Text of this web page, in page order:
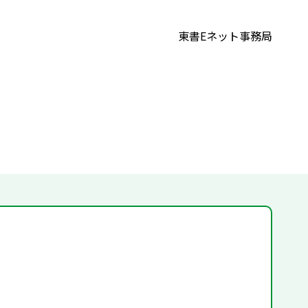
東書Eネット事務局